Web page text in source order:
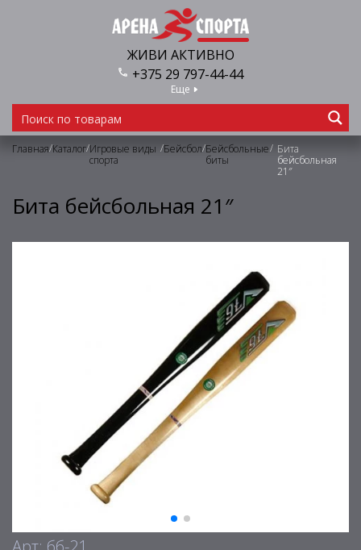
ЖИВИ АКТИВНО
+375 29 797-44-44
Еще
Главная/Каталог/Игровые виды
спорта
/Бейсбол/Бейсбольные
биты
/ Бита
бейсбольная
21″
Бита бейсбольная 21″